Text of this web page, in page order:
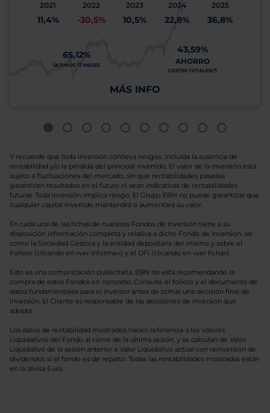
2021
11,4%
2022
-30,5%
2023
10,5%
2024
22,8%
2025
36,8%
65,12%
ÚLTIMOS 12 MESES
43,59%
AHORRO
COSTES TOTALES(*)
MÁS INFO
Y recuerde que toda inversión conlleva riesgos, incluida la ausencia de
rentabilidad y/o la pérdida del principal invertido. El valor de la inversión está
sujeto a fluctuaciones del mercado, sin que rentabilidades pasadas
garanticen resultados en el futuro ni sean indicativas de rentabilidades
futuras. Toda inversión implica riesgo. El Grupo EBN no puede garantizar que
cualquier capital invertido mantendrá o aumentará su valor.
En cada una de las fichas de nuestros Fondos de Inversión tiene a su
disposición información completa y relativa a dicho Fondo de Inversión, así
como la Sociedad Gestora y la entidad depositaria del mismo y sobre el
Folleto (clicando en «ver informe») y el DFI (clicando en «ver ficha»).
Esto es una comunicación publicitaria. EBN no está recomendando la
compra de estos Fondos en concreto. Consulte el folleto y el documento de
datos fundamentales para el inversor antes de tomar una decisión final de
inversión. El Cliente es responsable de las decisiones de inversión que
adopte.
Los datos de rentabilidad mostrados hacen referencia a los Valores
Liquidativos del Fondo al cierre de la última sesión, y se calculan de Valor
Liquidativo de la sesión anterior a Valor Liquidativo actual con reinversión de
dividendos si el fondo es de reparto. Todas las rentabilidades mostradas están
en la divisa Euro.